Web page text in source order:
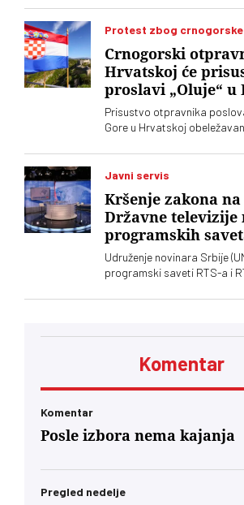
naprednjacima. Jedan od
da je „SNS u Kniću nasilna
ikada više, da sarađuju.
„Vreme“ kaže da je
odricanja od izvornih
postoje ne samo na lokalu,
SPS-a
Protest zbog
Crnogorski
Hrvatskoj će
proslavi „Oluje“ u
Prisustvo otpravnika
Gore u Hrvatskoj
Vučić je poručio da je reč o
počinjenih nad srpskim
Javni servis
Kršenje zakona na
Državne televizije
programskih
Udruženje novinara Srbije
programski saveti RTS-a i
čega se postavlja pitanje
kontrole javnih medijskih
Komentar
Komentar
Posle izbora nema kajanja
Pregled nedelje